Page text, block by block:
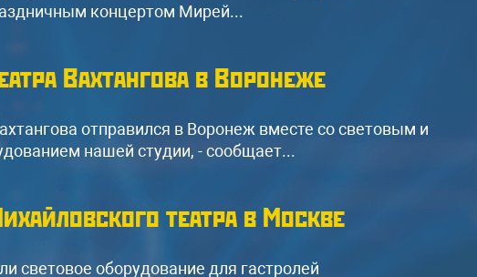
концертом Мирей...
Вахтангова в Воронеже
отправился в Воронеж вместе со световым и
нашей студии, - сообщает...
театра в Москве
световое оборудование для гастролей